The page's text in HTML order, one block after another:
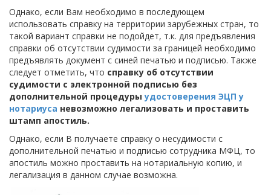
Однако, если Вам необходимо в последующем
использовать справку на территории зарубежных стран, то
такой вариант справки не подойдет, т.к. для предъявления
справки об отсутствии судимости за границей необходимо
предъявлять документ с синей печатью и подписью. Также
следует отметить, что справку об отсутствии
судимости с электронной подписью без
дополнительной процедурыудостоверения ЭЦП у
нотариуса невозможно легализовать и проставить
штамп апостиль.
Однако, если В получаете справку о несудимости с
дополнительной печатью и подписью сотрудника МФЦ, то
апостиль можно проставить на нотариальную копию, и
легализация в данном случае возможна.